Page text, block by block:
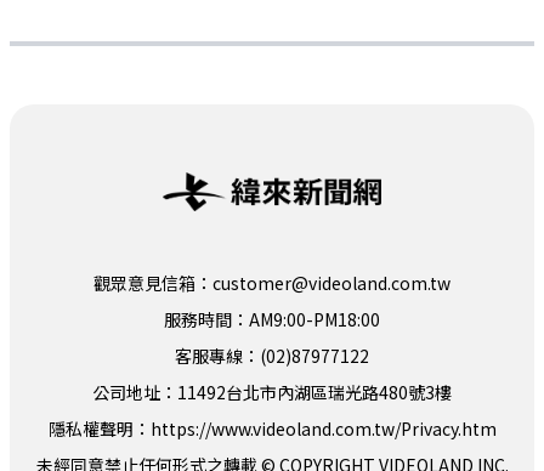
觀眾意見信箱：customer@videoland.com.tw
服務時間：AM9:00-PM18:00
客服專線：(02)87977122
公司地址：11492台北市內湖區瑞光路480號3樓
隱私權聲明： https://www.videoland.com.tw/Privacy.htm
未經同意禁止任何形式之轉載 © COPYRIGHT VIDEOLAND INC.